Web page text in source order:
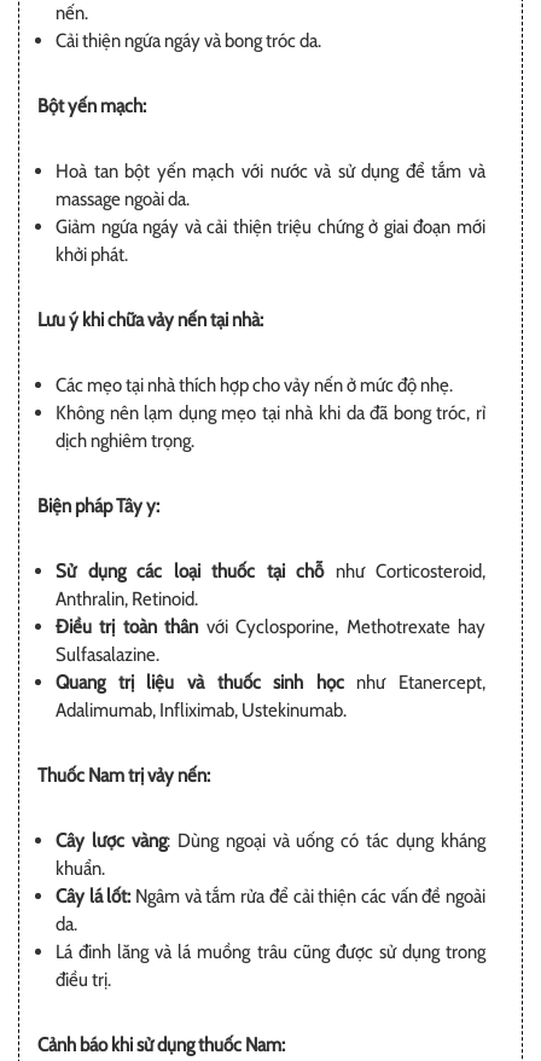
nến.
Cải thiện ngứa ngáy và bong tróc da.
Bột yến mạch:
Hoà tan bột yến mạch với nước và sử dụng để tắm và
massage ngoài da.
Giảm ngứa ngáy và cải thiện triệu chứng ở giai đoạn mới
khởi phát.
Lưu ý khi chữa vảy nến tại nhà:
Các mẹo tại nhà thích hợp cho vảy nến ở mức độ nhẹ.
Không nên lạm dụng mẹo tại nhà khi da đã bong tróc, rỉ
dịch nghiêm trọng.
Biện pháp Tây y:
Sử dụng các loại thuốc tại chỗnhư Corticosteroid,
Anthralin, Retinoid.
Điều trị toàn thân với Cyclosporine, Methotrexate hay
Sulfasalazine.
Quang trị liệu và thuốc sinh họcnhư Etanercept,
Adalimumab, Infliximab, Ustekinumab.
Thuốc Nam trị vảy nến:
Cây lược vàng: Dùng ngoại và uống có tác dụng kháng
khuẩn.
Cây lá lốt: Ngâm và tắm rửa để cải thiện các vấn đề ngoài
da.
Lá đinh lăng và lá muồng trâu cũng được sử dụng trong
điều trị.
Cảnh báo khi sử dụng thuốc Nam: